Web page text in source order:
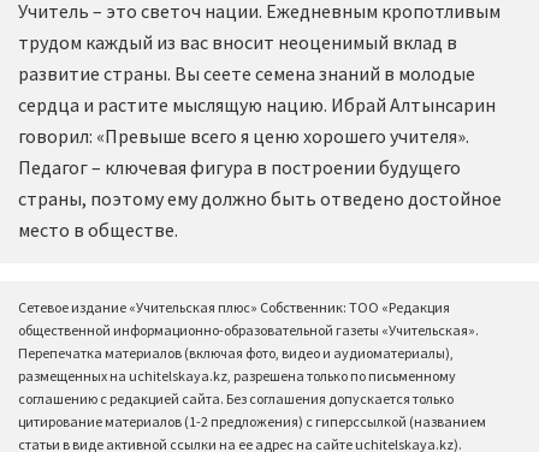
Учитель – это светоч нации. Ежедневным кропотливым
трудом каждый из вас вносит неоценимый вклад в
развитие страны. Вы сеете семена знаний в молодые
сердца и растите мыслящую нацию. Ибрай Алтынсарин
говорил: «Превыше всего я ценю хорошего учителя».
Педагог – ключевая фигура в построении будущего
страны, поэтому ему должно быть отведено достойное
место в обществе.
Сетевое издание «Учительская плюс» Собственник: ТОО «Редакция
общественной информационно-образовательной газеты «Учительская».
Перепечатка материалов (включая фото, видео и аудиоматериалы),
размещенных на uchitelskaya.kz, разрешена только по письменному
соглашению с редакцией сайта. Без соглашения допускается только
цитирование материалов (1-2 предложения) с гиперссылкой (названием
статьи в виде активной ссылки на ее адрес на сайте uchitelskaya.kz).